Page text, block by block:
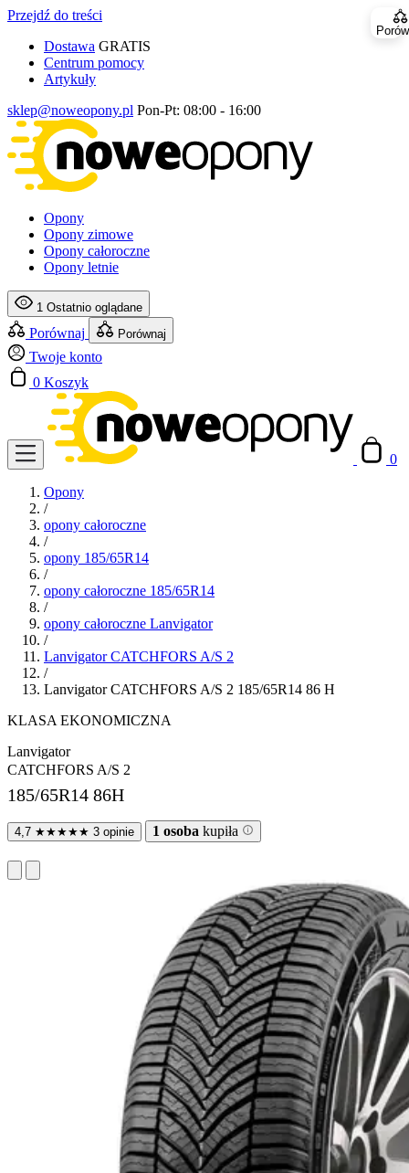
Przejdź do treści
Dostawa GRATIS
Centrum pomocy
Artykuły
sklep@noweopony.pl Pon-Pt: 08:00 - 16:00
Opony
Opony zimowe
Opony całoroczne
Opony letnie
1 Ostatnio oglądane
Porównaj Porównaj
Twoje konto
0 Koszyk
0
Opony
/
opony całoroczne
/
opony 185/65R14
/
opony całoroczne 185/65R14
/
opony całoroczne Lanvigator
/
Lanvigator CATCHFORS A/S 2
/
Lanvigator CATCHFORS A/S 2 185/65R14 86 H
KLASA EKONOMICZNA
Lanvigator
CATCHFORS A/S 2
185/65R14 86H
4,7 ★★★★★ 3 opinie 1 osoba kupiła